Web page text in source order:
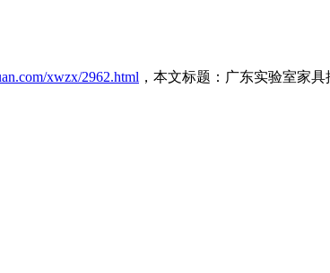
xwzx/2962.html ，本文标题：广东实验室家